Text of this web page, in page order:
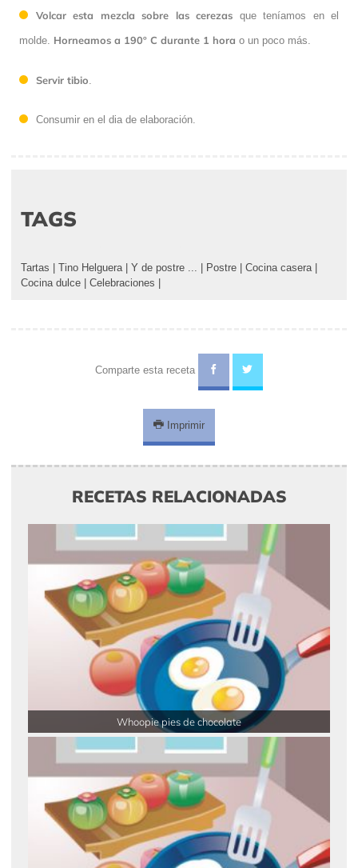
Volcar esta mezcla sobre las cerezas que teníamos en el
molde. Horneamos a 190º C durante 1 hora o un poco más.
Servir tibio
Consumir en el dia de elaboración.
TAGS
Tartas Tino Helguera Y de postre ... Postre Cocina casera
Cocina dulce
Celebraciones
Comparte esta receta
Imprimir
RECETAS RELACIONADAS
Whoopie pies de chocolate